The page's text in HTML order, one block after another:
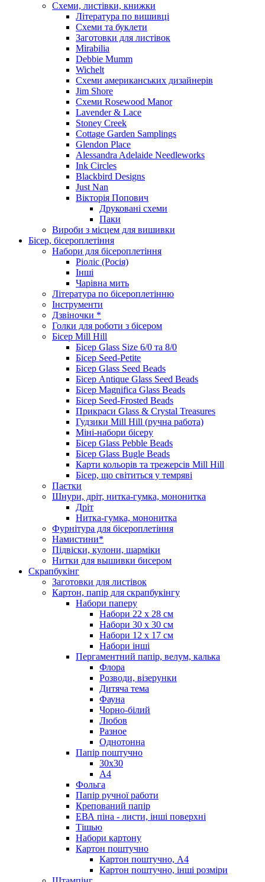
Схеми, листівки, книжки
Література по вишивці
Схеми та буклети
Заготовки для листівок
Mirabilia
Debbie Mumm
Wichelt
Схеми американських дизайнерів
Jim Shore
Cхеми Rosewood Manor
Lavender & Lace
Stoney Creek
Cottage Garden Samplings
Glendon Place
Alessandra Adelaide Needleworks
Ink Circles
Blackbird Designs
Just Nan
Вікторія Попович
Друковані схеми
Паки
Вироби з місцем для вишивки
Бісер, бісероплетіння
Набори для бісероплетіння
Ріоліс (Росія)
Інші
Чарівна мить
Література по бісероплетінню
Інструменти
Дзвіночки *
Голки для роботи з бісером
Бісер Mill Hill
Бісер Glass Size 6/0 та 8/0
Бісер Seed-Petite
Бісер Glass Seed Beads
Бісер Antique Glass Seed Beads
Бісер Magnifica Glass Beads
Бісер Seed-Frosted Beads
Прикраси Glass & Crystal Treasures
Гудзики Mill Hill (ручна работа)
Міні-набори бісеру
Бісер Glass Pebble Beads
Бісер Glass Bugle Beads
Карти кольорів та трежерсів Mill Hill
Бісер, що світиться у темряві
Паєтки
Шнури, дріт, нитка-гумка, мононитка
Дріт
Нитка-гумка, мононитка
Фурнітура для бісероплетіння
Намистини*
Підвіски, кулони, шарміки
Нитки для вышивки бисером
Скрапбукінг
Заготовки для листівок
Картон, папір для скрапбукінгу
Набори паперу
Набори 22 х 28 см
Набори 30 х 30 см
Набори 12 х 17 см
Набори інші
Пергаментний папір, велум, калька
Флора
Розводи, візерунки
Дитяча тема
Фауна
Чорно-білий
Любов
Разное
Однотонна
Папір поштучно
30х30
А4
Фольга
Папір ручної работи
Крепований папір
ЕВА піна - листи, інші поверхні
Тішью
Набори картону
Картон поштучно
Картон поштучно, А4
Картон поштучно, інші розміри